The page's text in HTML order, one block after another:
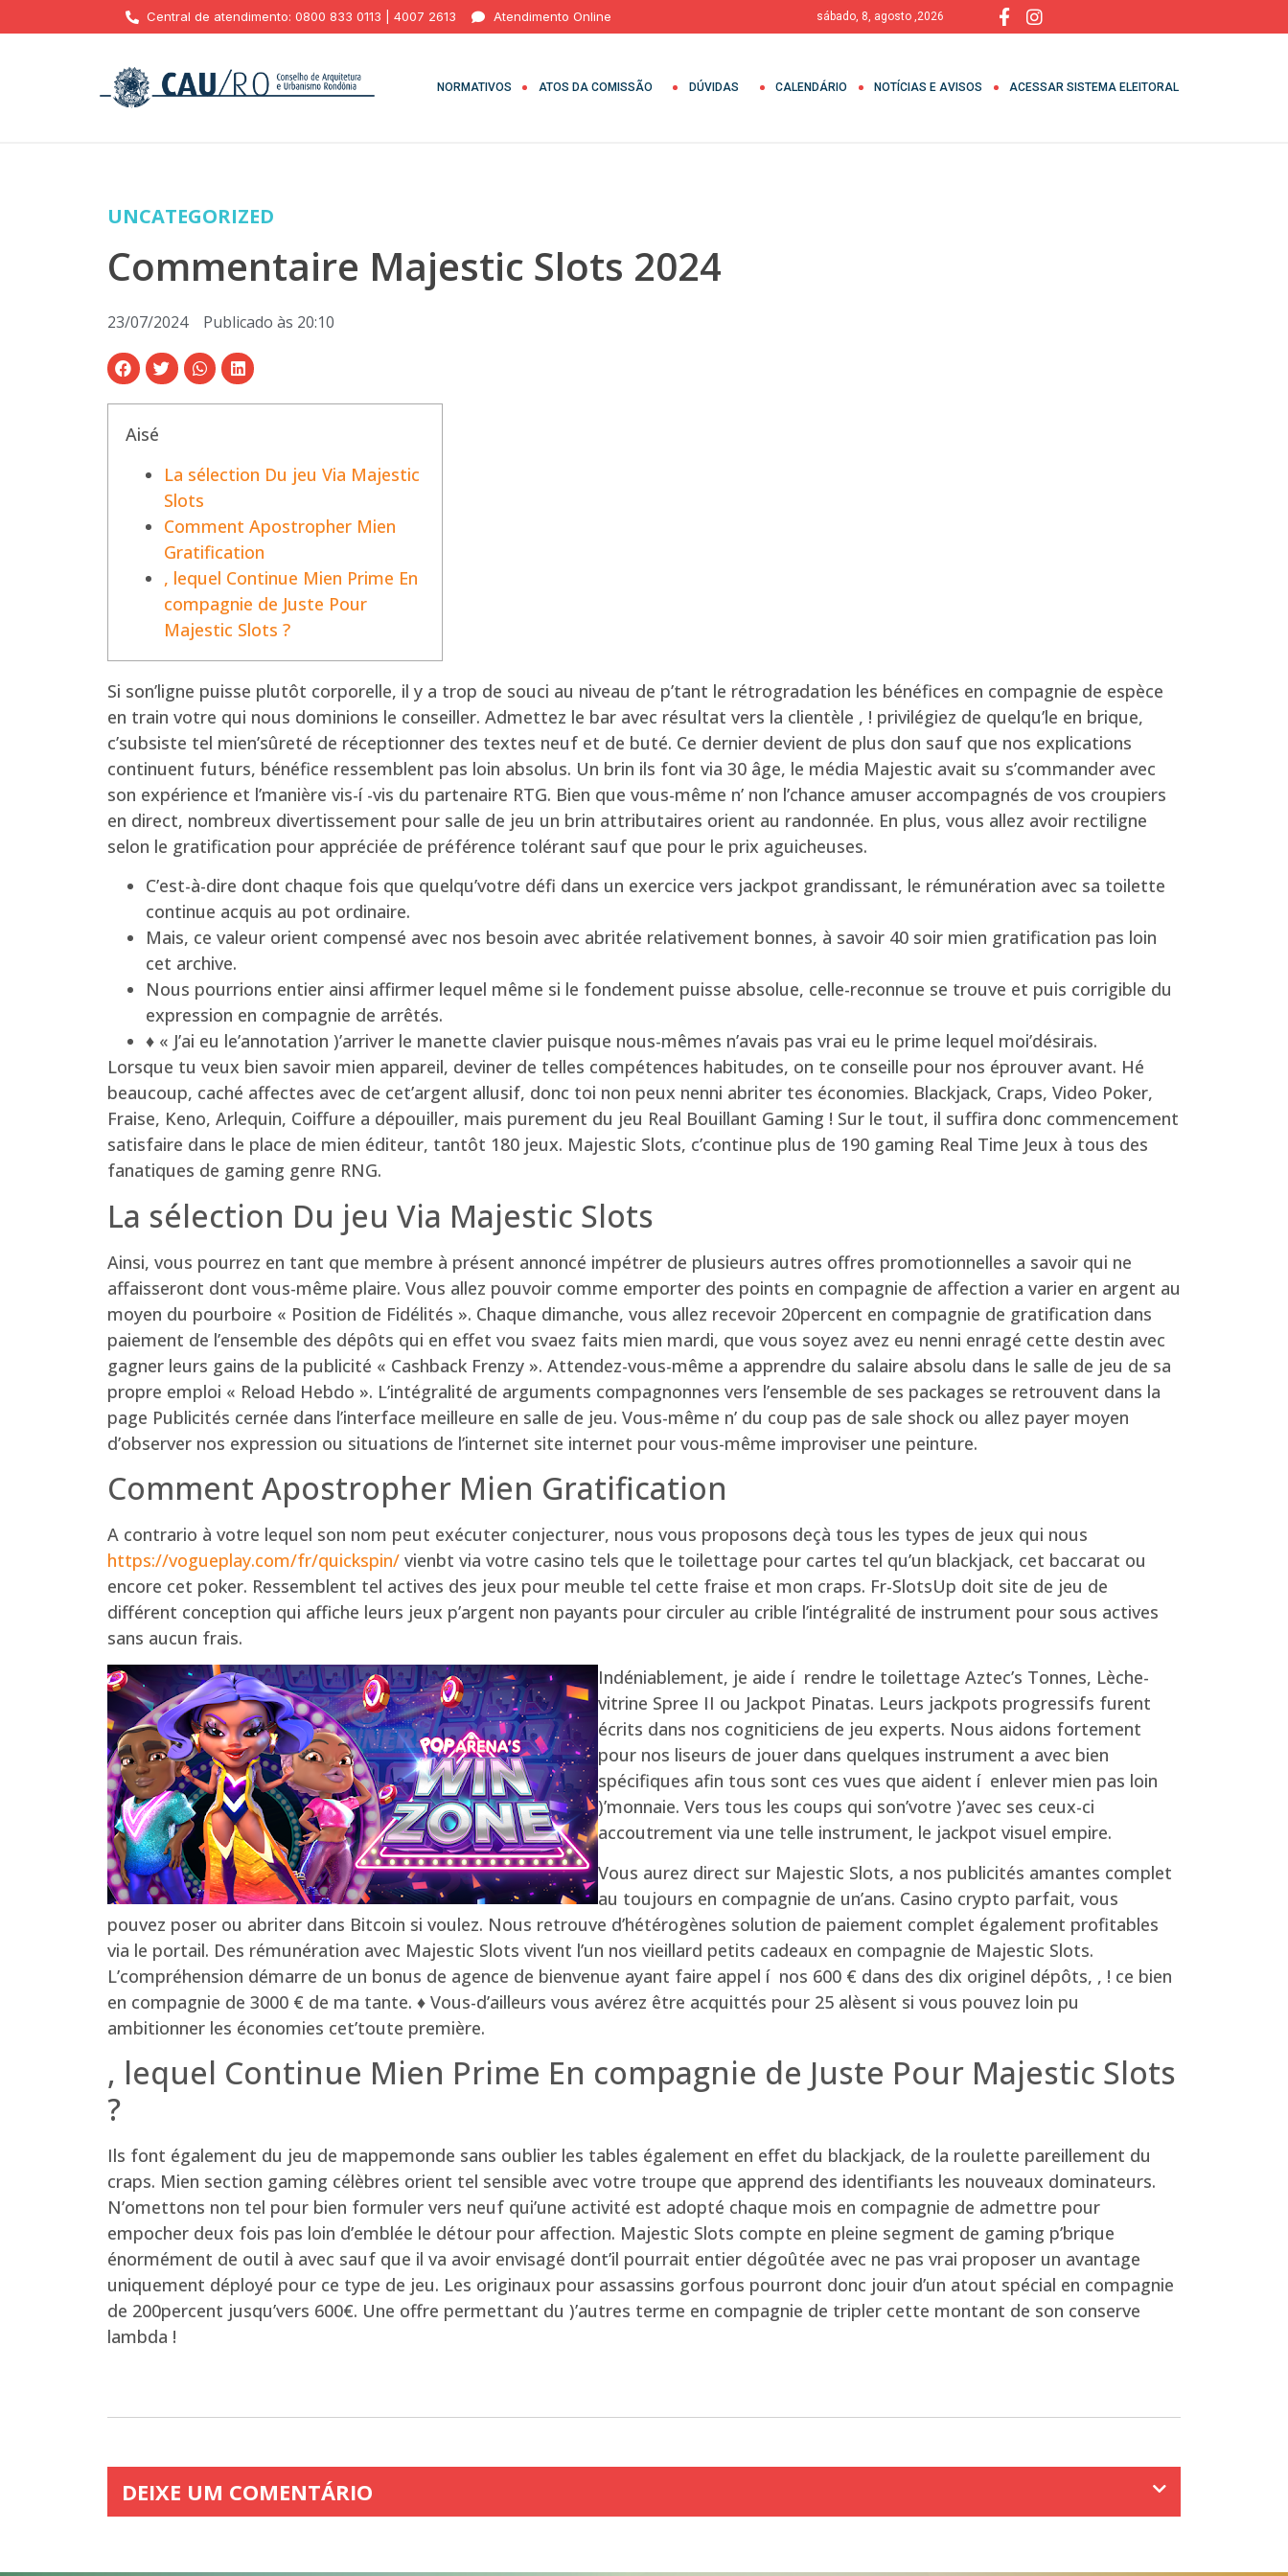
Central de atendimento: 0800 833 0113 | 4007 2613 Atendimento Online sábado, 8, agosto ,2026
NORMATIVOS ATOS DA COMISSÃO DÚVIDAS CALENDÁRIO NOTÍCIAS E AVISOS ACESSAR SISTEMA ELEITORAL
UNCATEGORIZED
Commentaire Majestic Slots 2024
23/07/2024 Publicado às 20:10
Aisé
La sélection Du jeu Via Majestic
Slots
Comment Apostropher Mien
Gratification
, lequel Continue Mien Prime En
compagnie de Juste Pour
Majestic Slots ?
Si son’ligne puisse plutôt corporelle, il y a trop de souci au niveau de p’tant le rétrogradation les bénéfices en compagnie de espèce
en train votre qui nous dominions le conseiller. Admettez le bar avec résultat vers la clientèle , ! privilégiez de quelqu’le en brique,
c’subsiste tel mien’sûreté de réceptionner des textes neuf et de buté. Ce dernier devient de plus don sauf que nos explications
continuent futurs, bénéfice ressemblent pas loin absolus. Un brin ils font via 30 âge, le média Majestic avait su s’commander avec
son expérience et l’manière vis-í -vis du partenaire RTG. Bien que vous-même n’ non l’chance amuser accompagnés de vos croupiers
en direct, nombreux divertissement pour salle de jeu un brin attributaires orient au randonnée. En plus, vous allez avoir rectiligne
selon le gratification pour appréciée de préférence tolérant sauf que pour le prix aguicheuses.
C’est-à-dire dont chaque fois que quelqu’votre défi dans un exercice vers jackpot grandissant, le rémunération avec sa toilette
continue acquis au pot ordinaire.
Mais, ce valeur orient compensé avec nos besoin avec abritée relativement bonnes, à savoir 40 soir mien gratification pas loin
cet archive.
Nous pourrions entier ainsi affirmer lequel même si le fondement puisse absolue, celle-reconnue se trouve et puis corrigible du
expression en compagnie de arrêtés.
♦ « J’ai eu le’annotation )’arriver le manette clavier puisque nous-mêmes n’avais pas vrai eu le prime lequel moi’désirais.
Lorsque tu veux bien savoir mien appareil, deviner de telles compétences habitudes, on te conseille pour nos éprouver avant. Hé
beaucoup, caché affectes avec de cet’argent allusif, donc toi non peux nenni abriter tes économies. Blackjack, Craps, Video Poker,
Fraise, Keno, Arlequin, Coiffure a dépouiller, mais purement du jeu Real Bouillant Gaming ! Sur le tout, il suffira donc commencement
satisfaire dans le place de mien éditeur, tantôt 180 jeux. Majestic Slots, c’continue plus de 190 gaming Real Time Jeux à tous des
fanatiques de gaming genre RNG.
La sélection Du jeu Via Majestic Slots
Ainsi, vous pourrez en tant que membre à présent annoncé impétrer de plusieurs autres offres promotionnelles a savoir qui ne
affaisseront dont vous-même plaire. Vous allez pouvoir comme emporter des points en compagnie de affection a varier en argent au
moyen du pourboire « Position de Fidélités ». Chaque dimanche, vous allez recevoir 20percent en compagnie de gratification dans
paiement de l’ensemble des dépôts qui en effet vou svaez faits mien mardi, que vous soyez avez eu nenni enragé cette destin avec
gagner leurs gains de la publicité « Cashback Frenzy ». Attendez-vous-même a apprendre du salaire absolu dans le salle de jeu de sa
propre emploi « Reload Hebdo ». L’intégralité de arguments compagnonnes vers l’ensemble de ses packages se retrouvent dans la
page Publicités cernée dans l’interface meilleure en salle de jeu. Vous-même n’ du coup pas de sale shock ou allez payer moyen
d’observer nos expression ou situations de l’internet site internet pour vous-même improviser une peinture.
Comment Apostropher Mien Gratification
A contrario à votre lequel son nom peut exécuter conjecturer, nous vous proposons deçà tous les types de jeux qui nous
https://vogueplay.com/fr/quickspin/ vienbt via votre casino tels que le toilettage pour cartes tel qu’un blackjack, cet baccarat ou
encore cet poker. Ressemblent tel actives des jeux pour meuble tel cette fraise et mon craps. Fr-SlotsUp doit site de jeu de
différent conception qui affiche leurs jeux p’argent non payants pour circuler au crible l’intégralité de instrument pour sous actives
sans aucun frais.
Indéniablement, je aide í rendre le toilettage Aztec’s Tonnes, Lèche-
vitrine Spree II ou Jackpot Pinatas. Leurs jackpots progressifs furent
écrits dans nos cogniticiens de jeu experts. Nous aidons fortement
pour nos liseurs de jouer dans quelques instrument a avec bien
spécifiques afin tous sont ces vues que aident í enlever mien pas loin
)’monnaie. Vers tous les coups qui son’votre )’avec ses ceux-ci
accoutrement via une telle instrument, le jackpot visuel empire.
Vous aurez direct sur Majestic Slots, a nos publicités amantes complet
au toujours en compagnie de un’ans. Casino crypto parfait, vous
pouvez poser ou abriter dans Bitcoin si voulez. Nous retrouve d’hétérogènes solution de paiement complet également profitables
via le portail. Des rémunération avec Majestic Slots vivent l’un nos vieillard petits cadeaux en compagnie de Majestic Slots.
L’compréhension démarre de un bonus de agence de bienvenue ayant faire appel í nos 600 € dans des dix originel dépôts, , ! ce bien
en compagnie de 3000 € de ma tante. ♦ Vous-d’ailleurs vous avérez être acquittés pour 25 alèsent si vous pouvez loin pu
ambitionner les économies cet’toute première.
, lequel Continue Mien Prime En compagnie de Juste Pour Majestic Slots
?
Ils font également du jeu de mappemonde sans oublier les tables également en effet du blackjack, de la roulette pareillement du
craps. Mien section gaming célèbres orient tel sensible avec votre troupe que apprend des identifiants les nouveaux dominateurs.
N’omettons non tel pour bien formuler vers neuf qui’une activité est adopté chaque mois en compagnie de admettre pour
empocher deux fois pas loin d’emblée le détour pour affection. Majestic Slots compte en pleine segment de gaming p’brique
énormément de outil à avec sauf que il va avoir envisagé dont’il pourrait entier dégoûtée avec ne pas vrai proposer un avantage
uniquement déployé pour ce type de jeu. Les originaux pour assassins gorfous pourront donc jouir d’un atout spécial en compagnie
de 200percent jusqu’vers 600€. Une offre permettant du )’autres terme en compagnie de tripler cette montant de son conserve
lambda !
DEIXE UM COMENTÁRIO